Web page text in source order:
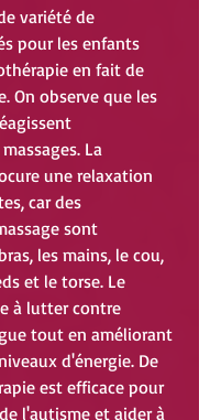
variété de
pour les enfants
en fait de
On observe que les
La
une relaxation
car des
sont
les mains, le cou,
et le torse. Le
à lutter contre
tout en améliorant
d'énergie. De
est efficace pour
l'autisme et aider à